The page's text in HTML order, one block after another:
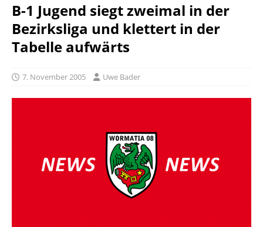
B-1 Jugend siegt zweimal in der
Bezirksliga und klettert in der
Tabelle aufwärts
7. November 2005 Uwe Bader